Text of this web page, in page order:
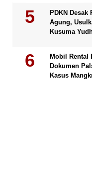
PDKN
Agung,
Kusuma
Mobil Rental
Dokumen
Kasus